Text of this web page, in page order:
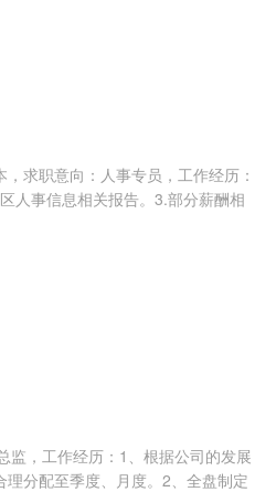
求职意向：人事专员，工作经历：
人事信息相关报告。3.部分薪酬相
监，工作经历：1、根据公司的发展
分配至季度、月度。2、全盘制定